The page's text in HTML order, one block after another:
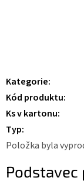
Kategorie:
Kód produktu:
Ks v kartonu:
Typ:
Položka byla
Podstavec